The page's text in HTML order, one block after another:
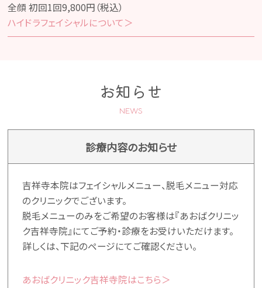
採用情報・看護師募集
全顔 初回1回9,800円（税込）
ハイドラフェイシャルについて＞
お知らせ
NEWS
診療内容のお知らせ
吉祥寺本院はフェイシャルメニュー、脱毛メニュー対応
のクリニックでございます。
脱毛メニューのみをご希望のお客様は『あおばクリニッ
ク吉祥寺院』にてご予約・診療をお受けいただけます。
詳しくは、下記のページにてご確認ください。
あおばクリニック吉祥寺院はこちら＞